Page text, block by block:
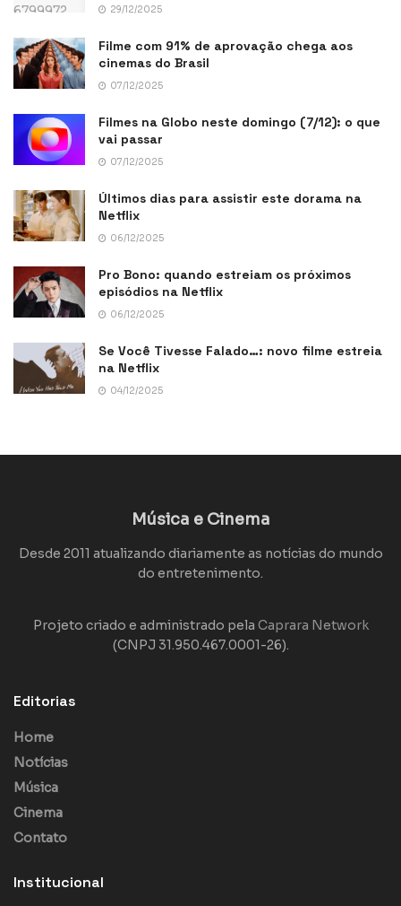
29/12/2025
Filme com 91% de aprovação chega aos
cinemas do Brasil
07/12/2025
Filmes na Globo neste domingo (7/12): o que
vai passar
07/12/2025
Últimos dias para assistir este dorama na
Netflix
06/12/2025
Pro Bono: quando estreiam os próximos
episódios na Netflix
06/12/2025
Se Você Tivesse Falado…: novo filme estreia
na Netflix
04/12/2025
Música e Cinema
Desde 2011 atualizando diariamente as notícias do mundo
do entretenimento.
Projeto criado e administrado pela Caprara Network
(CNPJ 31.950.467.0001-26).
Editorias
Home
Notícias
Música
Cinema
Contato
Institucional